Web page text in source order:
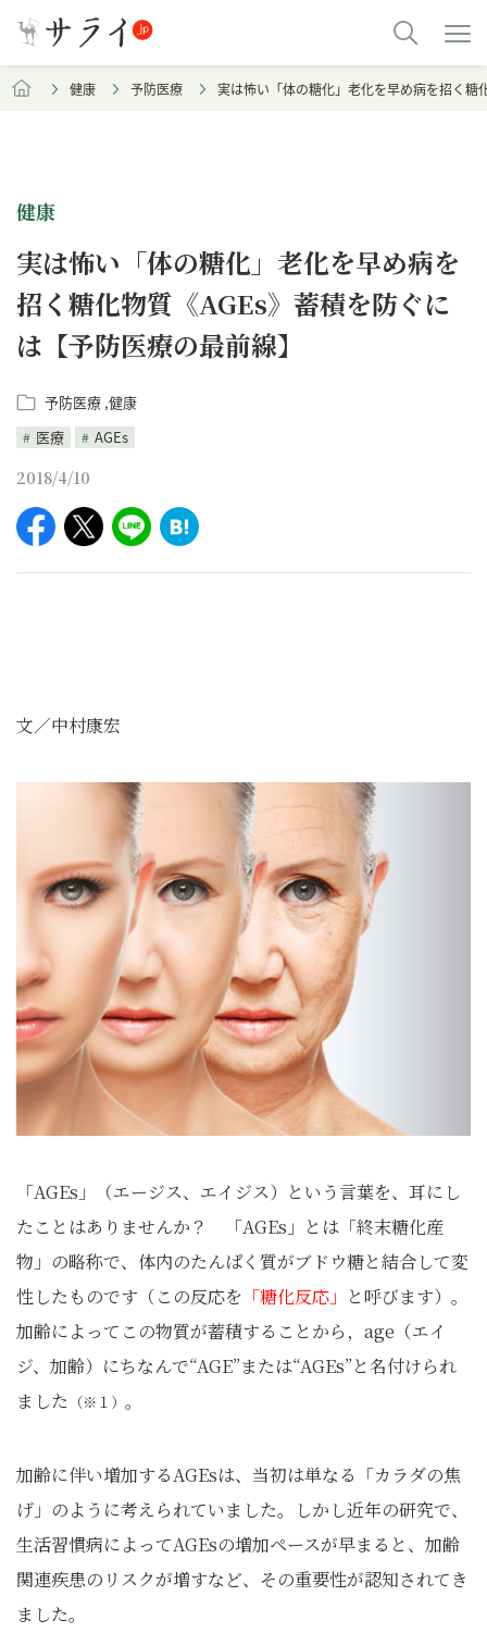
健康 予防医療 実は怖い「体の糖化」老化を早め病を招く糖
健康
実は怖い「体の糖化」老化を早め病を
招く糖化物質《AGEs》蓄積を防ぐに
は【予防医療の最前線】
予防医療 健康
医療
AGEs
2018/4/10
文／中村康宏
「AGEs」 （エージス、エイジス） という言葉を、耳にし
たことはありませんか？ 「AGEs」とは「終末糖化産
物」の略称で、体内のたんぱく質がブドウ糖と結合して変
性したものです （この反応を 「糖化反応」 と呼びます） 。
加齢によってこの物質が蓄積することから，age（エイ
ジ、加齢）にちなんで“AGE”または“AGEs”と名付けられ
ました （※１） 。
加齢に伴い増加するAGEsは、当初は単なる「カラダの焦
げ」のように考えられていました。しかし近年の研究で、
生活習慣病によってAGEsの増加ペースが早まると、加齢
関連疾患のリスクが増すなど、その重要性が認知されてき
ました。